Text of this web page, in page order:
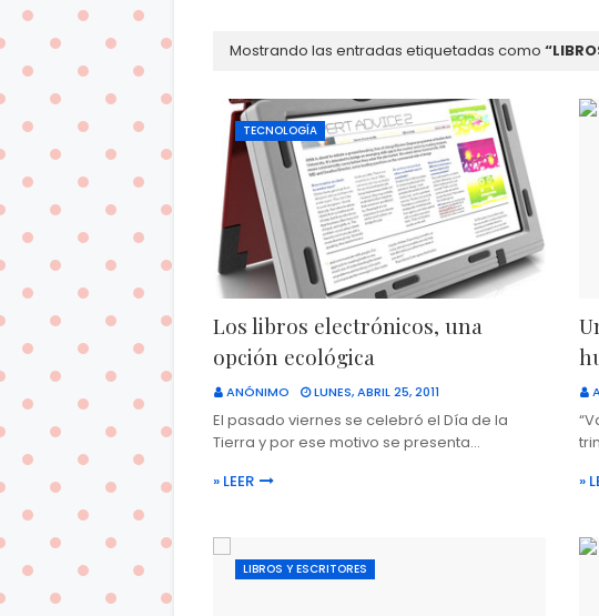
Mostrando las entradas etiquetadas como
TECNOLOGÍA
Los libros electrónicos, una
opción ecológica
ANÓNIMO LUNES, ABRIL 25, 2011
El pasado viernes se celebró el Día de la
Tierra y por ese motivo se presenta…
» LEER
»
LIBROS Y ESCRITORES